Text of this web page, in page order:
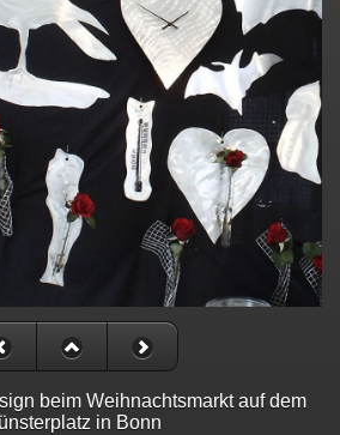
beim Weihnachtsmarkt auf dem
in Bonn